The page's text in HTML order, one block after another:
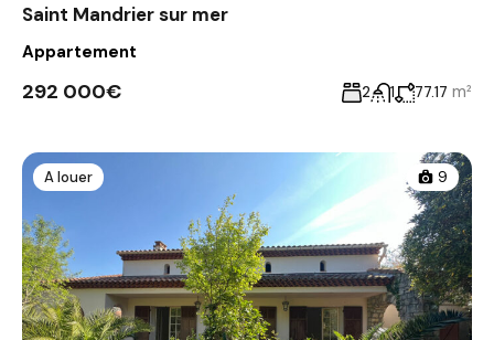
Saint Mandrier sur mer
Appartement
292 000€ 2 1 77.17 m²
A louer 9